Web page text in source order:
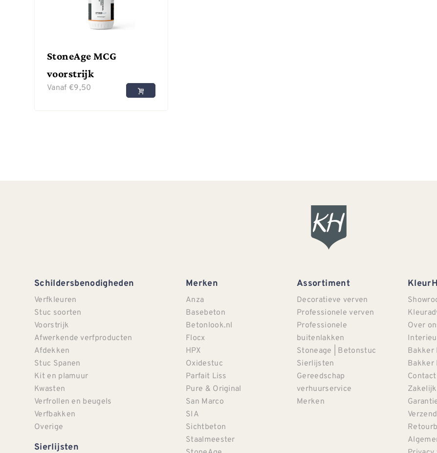
StoneAge MCG
voorstrijk
Vanaf €9,50
Schildersbenodigheden
Verfkleuren
Stuc soorten
Voorstrijk
Afwerkende verfproducten
Afdekken
Stuc Spanen
Kit en plamuur
Kwasten
Verfrollen en beugels
Verfbakken
Overige
Sierlijsten
Merken
Anza
Basebeton
Betonlook.nl
Flocx
HPX
Oxidestuc
Parfait Liss
Pure & Original
San Marco
SIA
Sichtbeton
Staalmeester
Assortiment
Decoratieve verven
Professionele verven
Professionele
buitenlakken
Stoneage | Betonstuc
Sierlijsten
Gereedschap
verhuurservice
Merken
Over
Bakker
Bakker
Contact
Zakelijk